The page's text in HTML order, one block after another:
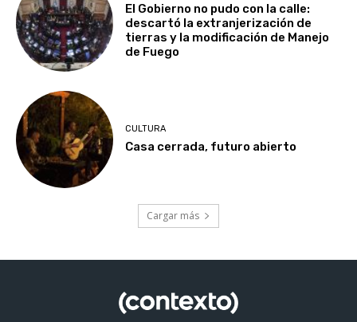
El Gobierno no pudo con la calle:
descartó la extranjerización de
tierras y la modificación de Manejo
de Fuego
CULTURA
Casa cerrada, futuro abierto
Cargar más